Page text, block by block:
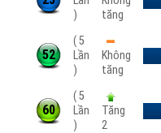
)
tăng
52
( 5
Lần
)
Không
tăng
60
( 5
Lần
)
Tăng
2